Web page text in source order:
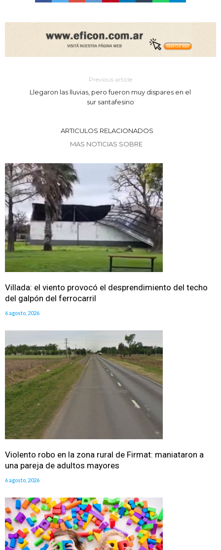
Previous article
Llegaron las lluvias, pero fueron muy dispares en el
sur santafesino
ARTICULOS RELACIONADOS
MAS NOTICIAS SOBRE
Villada: el viento provocó el desprendimiento del techo
del galpón del ferrocarril
6 agosto, 2026
Violento robo en la zona rural de Firmat: maniataron a
una pareja de adultos mayores
6 agosto, 2026